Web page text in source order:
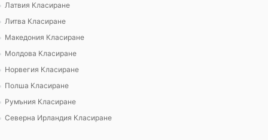
Латвия Класиране
Литва Класиране
Македония Класиране
Молдова Класиране
Норвегия Класиране
Полша Класиране
Румъния Класиране
Северна Ирландия Класиране